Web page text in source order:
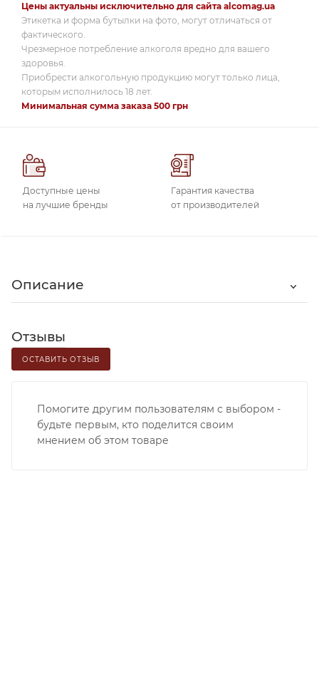
Цены актуальны исключительно для сайта alcomag.ua
Этикетка и форма бутылки на фото, могут отличаться от
фактического.
Чрезмерное потребление алкоголя вредно для вашего
здоровья.
Приобрести алкогольную продукцию могут только лица,
которым исполнилось 18 лет.
Минимальная сумма заказа 500 грн
Доступные цены
на лучшие бренды
Гарантия качества
от производителей
Описание
Отзывы
ОСТАВИТЬ ОТЗЫВ
Помогите другим пользователям с выбором -
будьте первым, кто поделится своим
мнением об этом товаре